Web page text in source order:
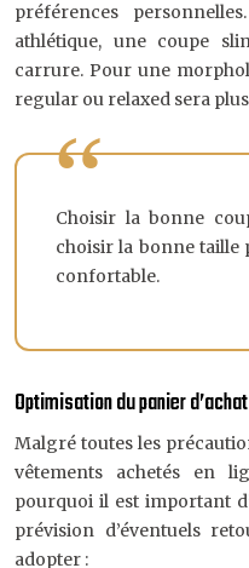
préférences
athlétique, une coupe
carrure. Pour une
regular ou relaxed sera
Choisir la bonne
choisir la bonne taille
confortable.
Optimisation du panier
Malgré toutes les
vêtements achetés en
pourquoi il est important
prévision d’éventuels
adopter :